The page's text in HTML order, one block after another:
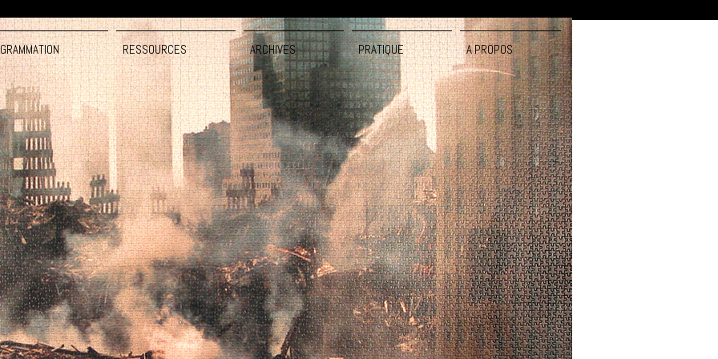
RESSOURCES ARCHIVES PRATIQUE A PROPOS